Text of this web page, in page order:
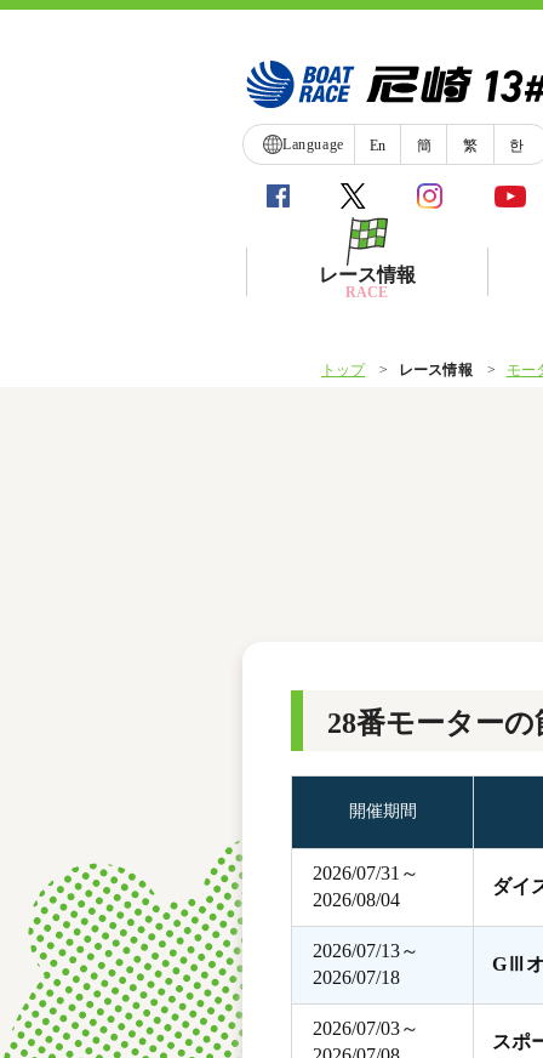
Language En 簡 繁 한
レース情報
RACE
ボートデータ
トップ レース情報 モー
28番モーターの
開催期間
2026/07/31～
2026/08/04
ダイ
2026/07/13～
2026/07/18
GⅢオ
2026/07/03～
スポ